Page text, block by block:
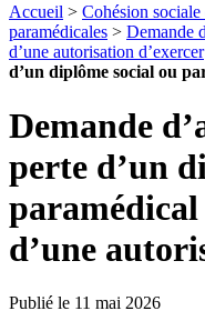
Accueil > Cohésion
paramédicales > Demande
d’une autorisation d’exercer
d’un diplôme social ou
Demande
perte d’un
d’une
Publié le 11 mai 2026